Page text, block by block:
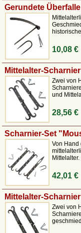
Gerundete Überfalle
10,08 €
Mittelalter-
Zwei von
und
28,56 €
Scharnier-Set
Von Hand
42,01 €
Mittelalter-
Zwei von